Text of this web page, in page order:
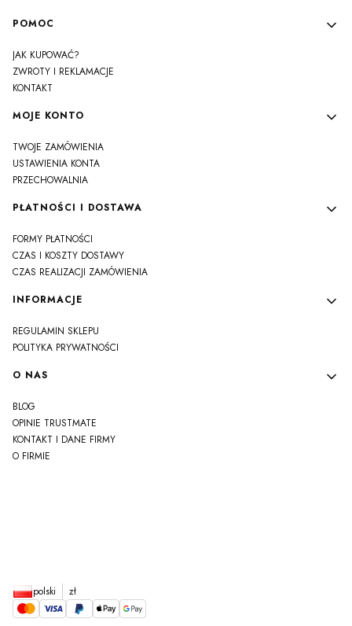
Linki w stopce
POMOC
JAK KUPOWAĆ?
ZWROTY I REKLAMACJE
KONTAKT
MOJE KONTO
TWOJE ZAMÓWIENIA
USTAWIENIA KONTA
PRZECHOWALNIA
PŁATNOŚCI I DOSTAWA
FORMY PŁATNOŚCI
CZAS I KOSZTY DOSTAWY
CZAS REALIZACJI ZAMÓWIENIA
INFORMACJE
REGULAMIN SKLEPU
POLITYKA PRYWATNOŚCI
O NAS
BLOG
OPINIE TRUSTMATE
KONTAKT I DANE FIRMY
O FIRMIE
polski zł